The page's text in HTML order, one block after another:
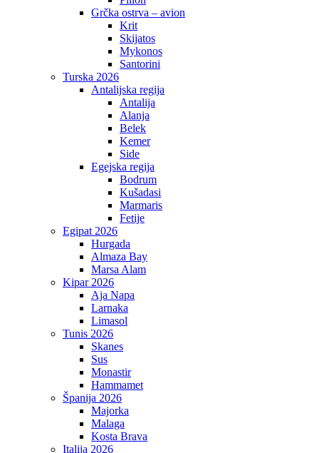
Grčka ostrva – avion
Krit
Skijatos
Mykonos
Santorini
Turska 2026
Antalijska regija
Antalija
Alanja
Belek
Kemer
Side
Egejska regija
Bodrum
Kušadasi
Marmaris
Fetije
Egipat 2026
Hurgada
Almaza Bay
Marsa Alam
Kipar 2026
Aja Napa
Larnaka
Limasol
Tunis 2026
Skanes
Sus
Monastir
Hammamet
Španija 2026
Majorka
Malaga
Kosta Brava
Italija 2026